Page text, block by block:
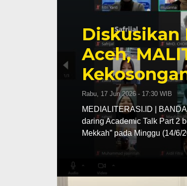
Diskusikan
Aceh,
Rabu, 17 Jun 2026 - 17:30 WIB
MEDIALITERASI.ID |
daring Academic Talk Part 2
Mekkah” pada Minggu (14/6/